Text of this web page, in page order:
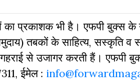
का प्रकाशक भी है। एफपी बुक्‍स के
तबकों के साहित्‍य, सस्‍क‍ृति व
से उजागर करती हैं। एफपी
ईमेल :